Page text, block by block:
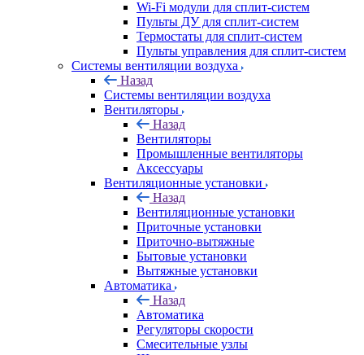
Wi-Fi модули для сплит-систем
Пульты ДУ для сплит-систем
Термостаты для сплит-систем
Пульты управления для сплит-систем
Системы вентиляции воздуха
Назад
Системы вентиляции воздуха
Вентиляторы
Назад
Вентиляторы
Промышленные вентиляторы
Аксессуары
Вентиляционные установки
Назад
Вентиляционные установки
Приточные установки
Приточно-вытяжные
Бытовые установки
Вытяжные установки
Автоматика
Назад
Автоматика
Регуляторы скорости
Смесительные узлы